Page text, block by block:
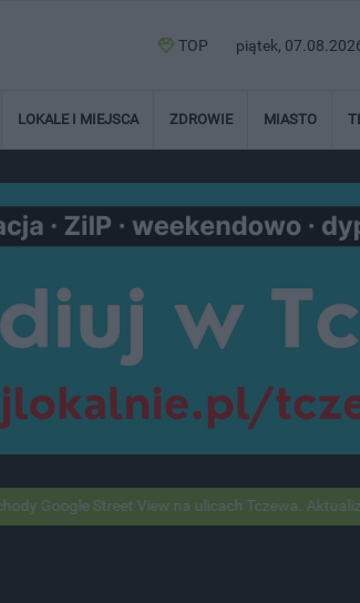
TOP piątek,
LOKALE I MIEJSCA ZDROWIE MIASTO
View na ulicach Tczewa. Aktualizują mapy